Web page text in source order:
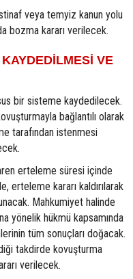
veya temyiz kanun yolu
bozma kararı verilecek.
VE
bir sisteme kaydedilecek.
bağlantılı olarak
tarafından istenmesi
erteleme süresi içinde
erteleme kararı kaldırılarak
Mahkumiyet halinde
yönelik hükmü kapsamında
tüm sonuçları doğacak.
takdirde kovuşturma
verilecek.